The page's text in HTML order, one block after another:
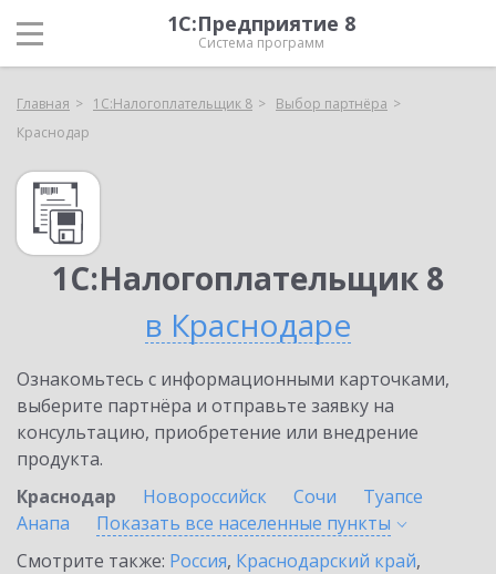
1С:Предприятие 8
Система программ
Главная 1С:Налогоплательщик 8
Выбор партнёра
Краснодар
1С:Налогоплательщик 8
в Краснодаре
Ознакомьтесь с информационными карточками,
выберите партнёра и отправьте заявку на
консультацию, приобретение или внедрение
продукта.
Краснодар
Новороссийск Сочи
Туапсе
Анапа
Показать все населенные пункты
Смотрите также: Россия, Краснодарский край,